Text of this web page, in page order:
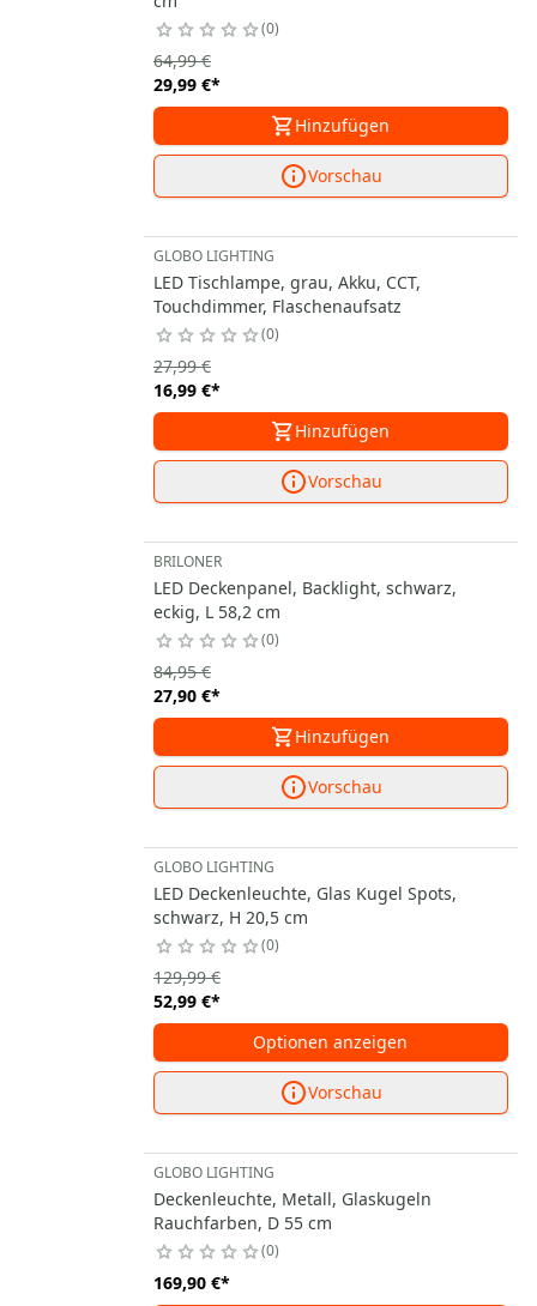
0
29,99 €*
64,99 €
Hinzufügen
Vorschau
GLOBO LIGHTING
LED Tischlampe, grau, Akku, CCT,
Touchdimmer, Flaschenaufsatz
0
16,99 €*
27,99 €
Hinzufügen
Vorschau
BRILONER
LED Deckenpanel, Backlight, schwarz,
eckig, L 58,2 cm
0
27,90 €*
84,95 €
Hinzufügen
Vorschau
GLOBO LIGHTING
LED Deckenleuchte, Glas Kugel Spots,
schwarz, H 20,5 cm
0
52,99 €*
129,99 €
Optionen anzeigen
Vorschau
GLOBO LIGHTING
Deckenleuchte, Metall, Glaskugeln
Rauchfarben, D 55 cm
0
169,90 €*